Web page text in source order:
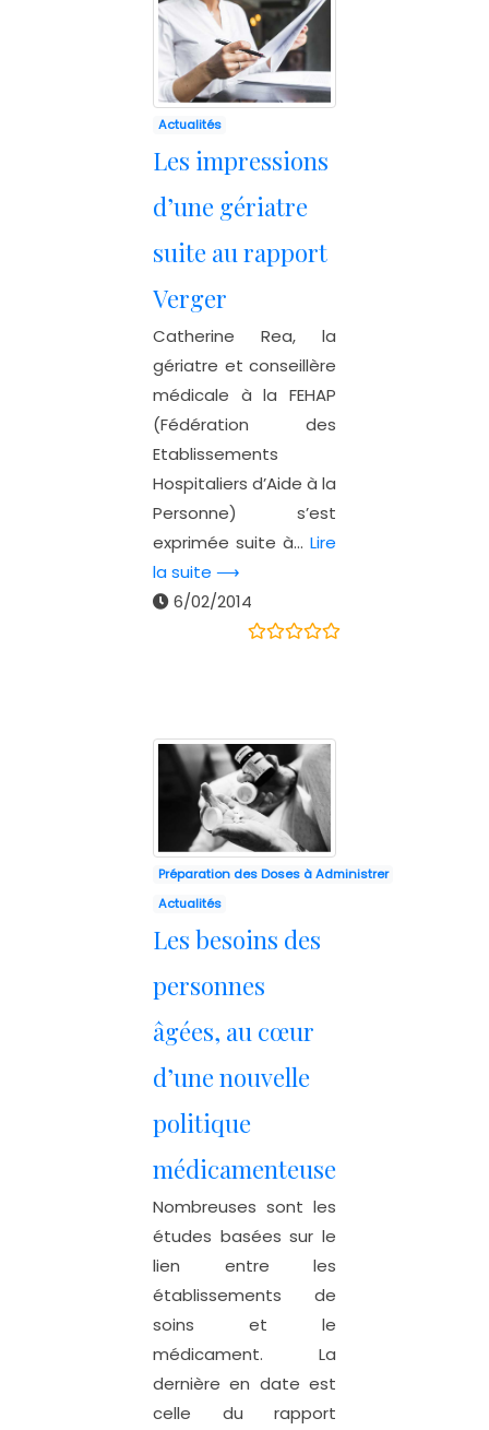
Actualités
Les impressions
d’une gériatre
suite au rapport
Verger
Catherine Rea, la
gériatre et conseillère
médicale à la FEHAP
(Fédération des
Etablissements
Hospitaliers d’Aide à la
Personne) s’est
exprimée suite à... Lire
la suite ⟶
6/02/2014
Préparation des Doses à Administrer
Actualités
Les besoins des
personnes
âgées, au cœur
d’une nouvelle
politique
médicamenteuse
Nombreuses sont les
études basées sur le
lien entre les
établissements de
soins et le
médicament. La
dernière en date est
celle du rapport